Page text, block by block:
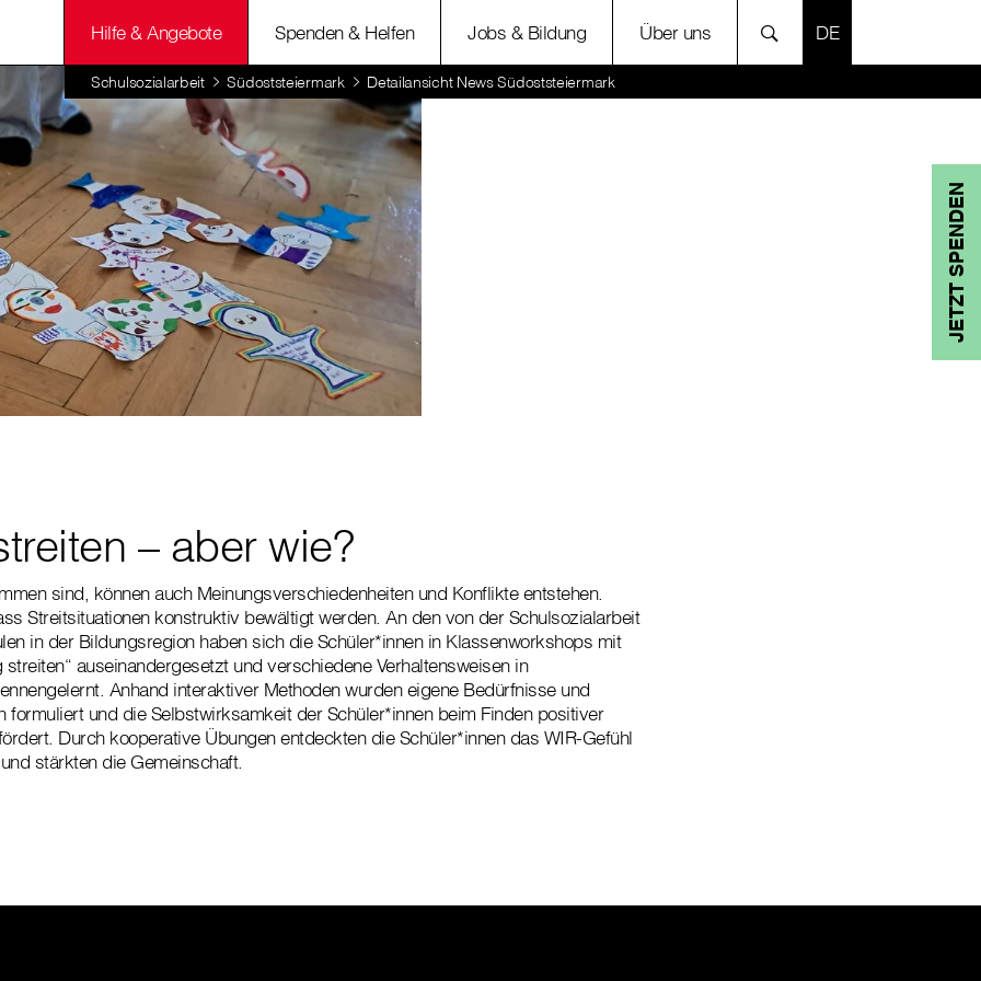
Hilfe & Angebote Spenden & Helfen Jobs & Bildung Über uns SPRACHE
Schulsozialarbeit Südoststeiermark Detailansicht News Südoststeiermark
JETZT SPENDEN
– aber wie?
sind, können auch Meinungsverschiedenheiten und Konflikte entstehen.
Streitsituationen konstruktiv bewältigt werden. An den von der Schulsozialarbeit
in der Bildungsregion haben sich die Schüler*innen in Klassenworkshops mit
streiten“ auseinandergesetzt und verschiedene Verhaltensweisen in
Anhand interaktiver Methoden wurden eigene Bedürfnisse und
formuliert und die Selbstwirksamkeit der Schüler*innen beim Finden positiver
Durch kooperative Übungen entdeckten die Schüler*innen das WIR-Gefühl
stärkten die Gemeinschaft.